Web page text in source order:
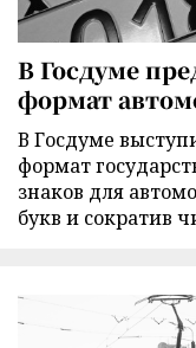
В Госдуме
формат
В Госдуме
формат
знаков для
букв и сократив